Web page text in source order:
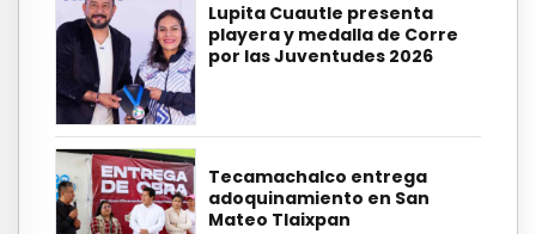
Lupita Cuautle presenta
playera y medalla de Corre
por las Juventudes 2026
Tecamachalco entrega
adoquinamiento en San
Mateo Tlaixpan